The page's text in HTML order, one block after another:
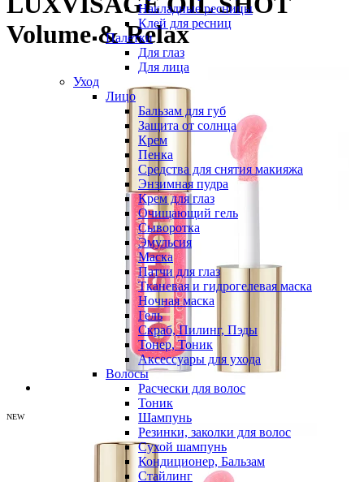
Накладные ресницы
Клей для ресниц
Палетки
Для глаз
Для лица
Уход
Лицо
Бальзам для губ
Защита от солнца
Крем
Пенка
Средства для снятия макияжа
Энзимная пудра
Крем для глаз
Очищающий гель
Сыворотка
Эмульсия
Маска
Патчи для глаз
Тканевая и гидрогелевая маска
Ночная маска
Гель
Скраб, Пилинг, Пэды
Тонер, Тоник
Аксессуары для ухода
Волосы
Расчески для волос
Тоник
Шампунь
Резинки, заколки для волос
Сухой шампунь
Кондиционер, Бальзам
Стайлинг
Volume & Relax
NEW